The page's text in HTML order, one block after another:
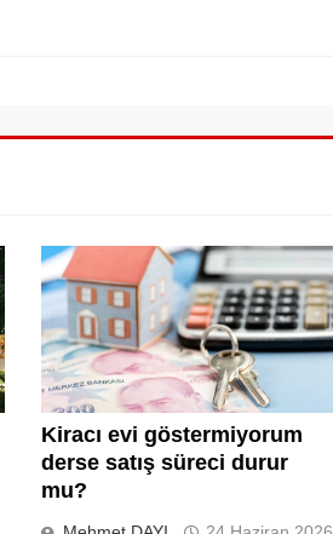
Kiracı evi göstermiyorum
derse satış süreci durur
mu?